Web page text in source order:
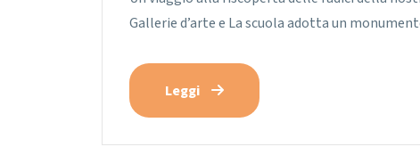
Gallerie d’arte e La scuola adotta un
Leggi